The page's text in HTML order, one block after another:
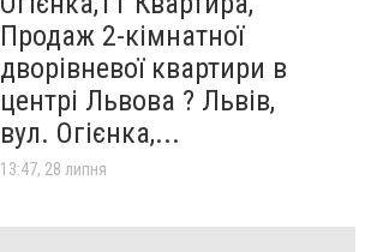
Продаж 2-кімнатної
дворівневої квартири в
центрі Львова ? Львів,
вул. Огієнка,...
13:47, 28 липня